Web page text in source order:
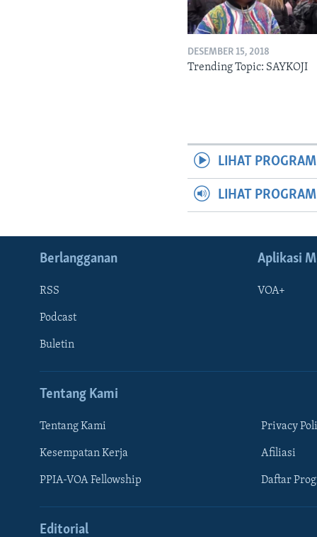
DESEMBER 15, 2018
Trending Topic: SAYKOJI
LIHAT
LIHAT
Berlangganan
RSS
Podcast
Buletin
Aplikasi
VOA+
Tentang Kami
Tentang Kami
Kesempatan Kerja
PPIA-VOA Fellowship
Privacy
Afiliasi
Daftar
Editorial